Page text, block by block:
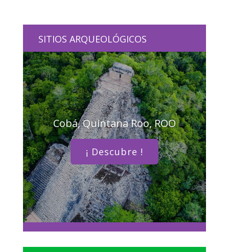
SITIOS ARQUEOLÓGICOS
Cobá, Quintana Roo, ROO
¡ Descubre !